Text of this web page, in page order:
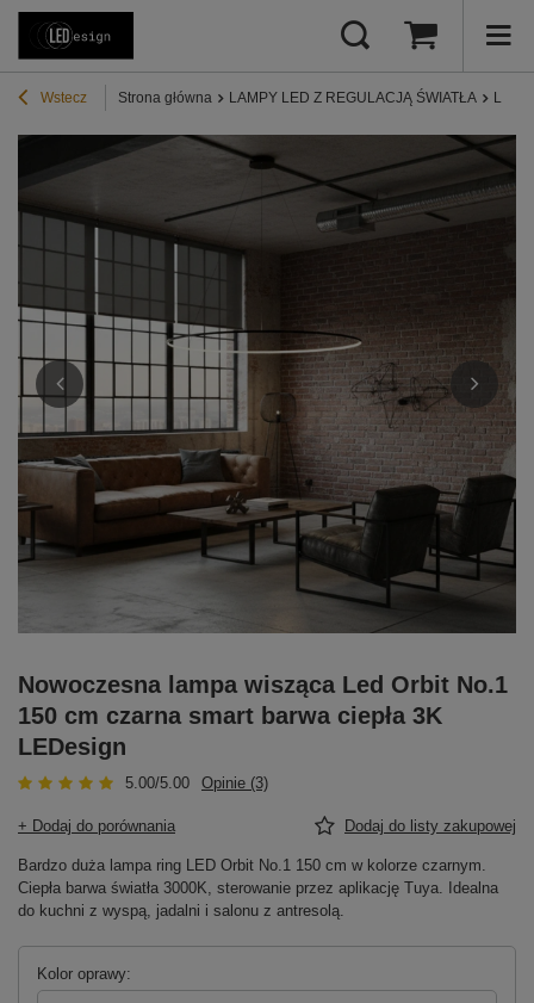
Wstecz Strona główna LAMPY LED Z REGULACJĄ ŚWIATŁA
Nowoczesna lampa wisząca Led Orbit No.1
150 cm czarna smart barwa ciepła 3K
LEDesign
5.00/5.00 Opinie (3)
+ Dodaj do porównania Dodaj do listy zakupowej
Bardzo duża lampa ring LED Orbit No.1 150 cm w kolorze czarnym.
Ciepła barwa światła 3000K, sterowanie przez aplikację Tuya. Idealna
do kuchni z wyspą, jadalni i salonu z antresolą.
Kolor oprawy